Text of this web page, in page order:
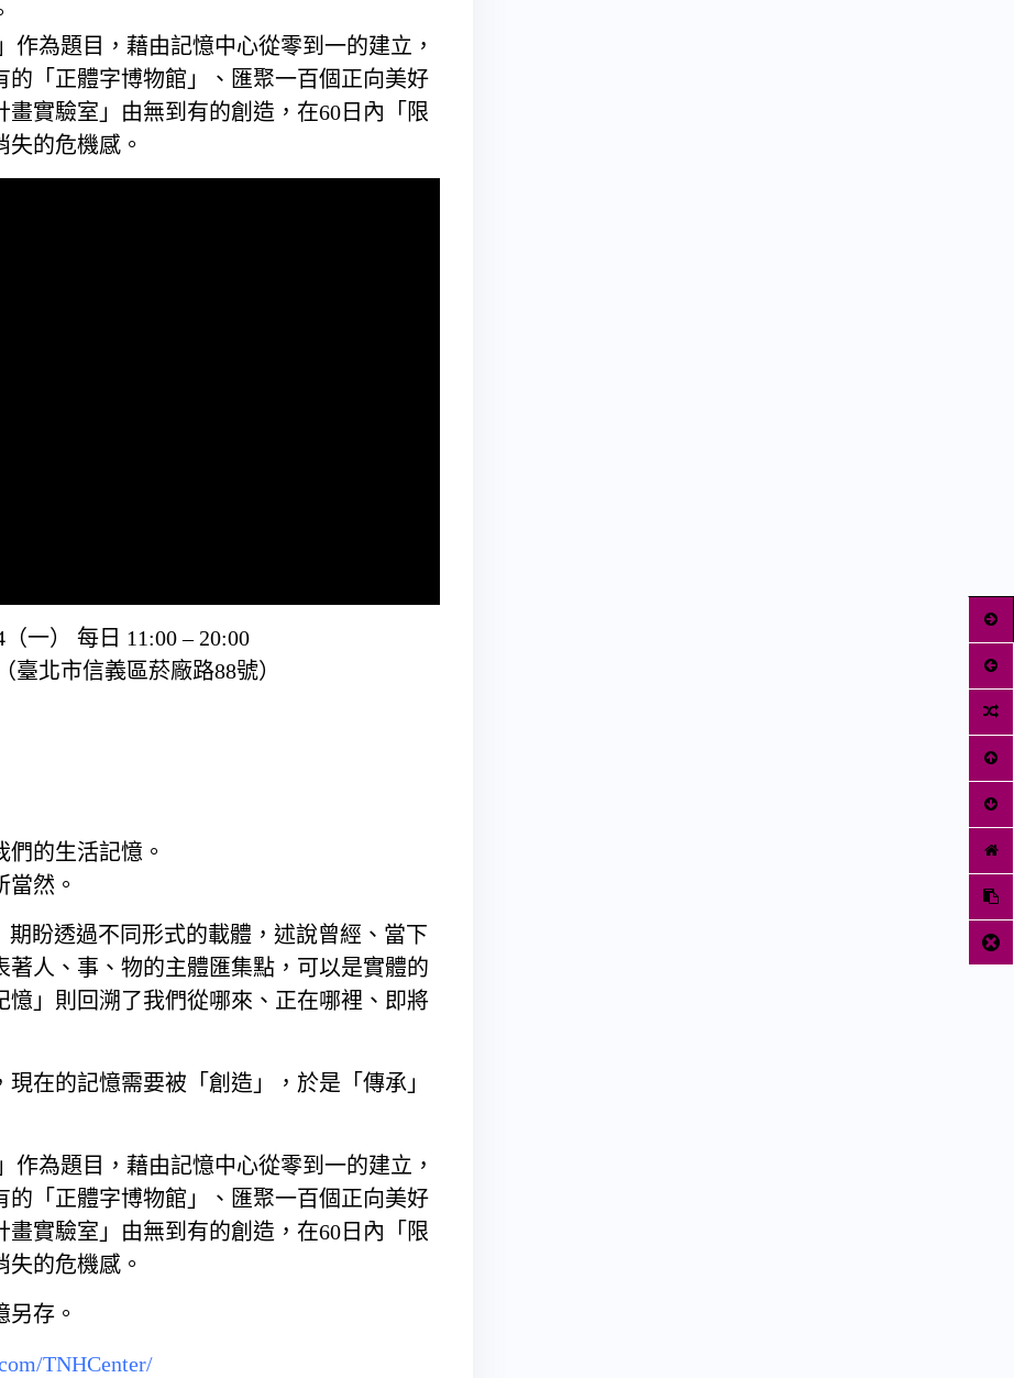
作為題目，藉由記憶中心從零到一的建立，
「正體字博物館」、匯聚一百個正向美好
實驗室」由無到有的創造，在60日內「限
的危機感。
（一） 每日 11:00 – 20:00
臺北市信義區菸廠路88號）
的生活記憶。
然。
期盼透過不同形式的載體，述說曾經、當下
人、事、物的主體匯集點，可以是實體的
」則回溯了我們從哪來、正在哪裡、即將
在的記憶需要被「創造」，於是「傳承」
作為題目，藉由記憶中心從零到一的建立，
「正體字博物館」、匯聚一百個正向美好
實驗室」由無到有的創造，在60日內「限
的危機感。
存。
TNHCenter/